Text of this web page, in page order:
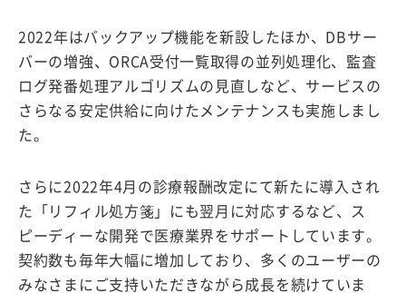
2022年はバックアップ機能を新設したほか、DBサー
バーの増強、ORCA受付一覧取得の並列処理化、監査
ログ発番処理アルゴリズムの見直しなど、サービスの
さらなる安定供給に向けたメンテナンスも実施しまし
た。
さらに2022年4月の診療報酬改定にて新たに導入され
た「リフィル処方箋」にも翌月に対応するなど、ス
ピーディーな開発で医療業界をサポートしています。
契約数も毎年大幅に増加しており、多くのユーザーの
みなさまにご支持いただきながら成長を続けていま